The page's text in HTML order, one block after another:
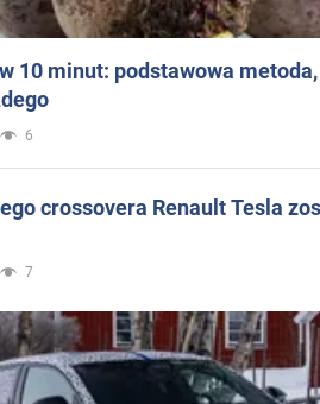
10 minut: podstawowa
6
crossovera Renault Tesla
7